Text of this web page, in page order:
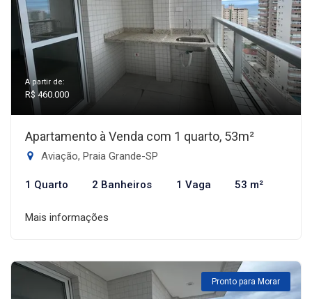
A partir de:
R$ 460.000
Apartamento à Venda com 1 quarto, 53m²
Aviação, Praia Grande-SP
1 Quarto 2 Banheiros 1 Vaga 53 m²
Mais informações
Pronto para Morar